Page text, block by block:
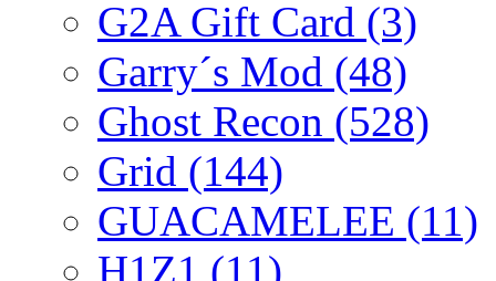
G2A Gift Card (3)
Garry´s Mod (48)
Ghost Recon (528)
Grid (144)
GUACAMELEE (11)
H1Z1 (11)